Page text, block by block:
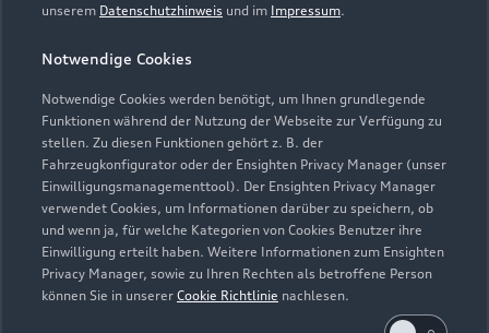
unserem Datenschutzhinweis und im Impressum.
Notwendige Cookies
Notwendige Cookies werden benötigt, um Ihnen grundlegende
Funktionen während der Nutzung der Webseite zur Verfügung zu
stellen. Zu diesen Funktionen gehört z. B. der
Fahrzeugkonfigurator oder der Ensighten Privacy Manager (unser
Einwilligungsmanagementtool). Der Ensighten Privacy Manager
verwendet Cookies, um Informationen darüber zu speichern, ob
und wenn ja, für welche Kategorien von Cookies Benutzer ihre
Einwilligung erteilt haben. Weitere Informationen zum Ensighten
Privacy Manager, sowie zu Ihren Rechten als betroffene Person
können Sie in unserer Cookie Richtlinie nachlesen.
Lederpflege-Set
Praktisches Set zur intensiven Reinigung und
Pflege von Leder und Kunstleder.
Zur Audi Shopping World